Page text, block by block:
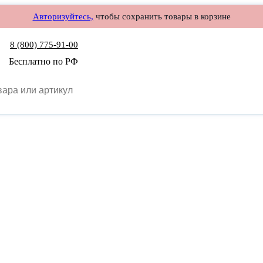
Авторизуйтесь, чтобы сохранить товары в корзине
8 (800) 775-91-00
Бесплатно по РФ